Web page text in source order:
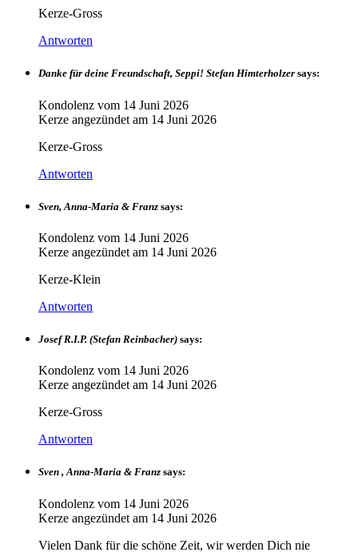
Kerze-Gross
Antworten
Danke für deine Freundschaft, Seppi! Stefan Himterholzer says:
Kondolenz vom 14 Juni 2026
Kerze angezündet am 14 Juni 2026
Kerze-Gross
Antworten
Sven, Anna-Maria & Franz says:
Kondolenz vom 14 Juni 2026
Kerze angezündet am 14 Juni 2026
Kerze-Klein
Antworten
Josef R.I.P. (Stefan Reinbacher) says:
Kondolenz vom 14 Juni 2026
Kerze angezündet am 14 Juni 2026
Kerze-Gross
Antworten
Sven , Anna-Maria & Franz says:
Kondolenz vom 14 Juni 2026
Kerze angezündet am 14 Juni 2026
Vielen Dank für die schöne Zeit, wir werden Dich nie